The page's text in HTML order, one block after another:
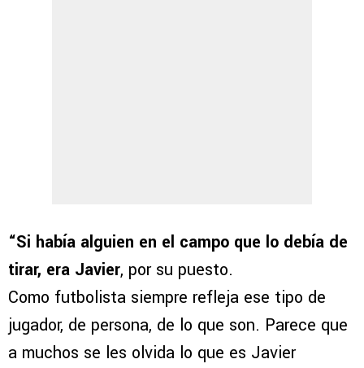
“Si había alguien en el campo que lo debía de
tirar, era Javier, por su puesto.
Como futbolista siempre refleja ese tipo de
jugador, de persona, de lo que son. Parece que
a muchos se les olvida lo que es Javier